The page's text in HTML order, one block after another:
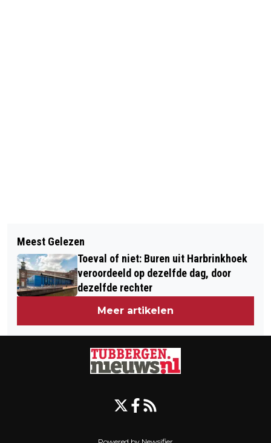
GEMENGD DOUCHEN - COLUMN
BRAND VERWOEST BESTELBUS IN
GEESTEREN
Meest Gelezen
Toeval of niet: Buren uit Harbrinkhoek
veroordeeld op dezelfde dag, door
dezelfde rechter
Meer artikelen